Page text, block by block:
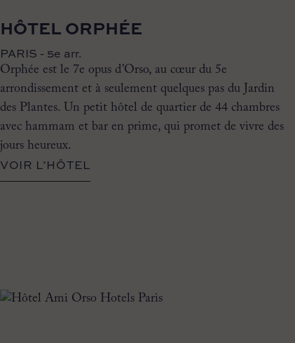
HÔTEL ORPHÉE
PARIS - 5e arr.
Orphée est le 7e opus d’Orso, au cœur du 5e
arrondissement et à seulement quelques pas du Jardin
des Plantes. Un petit hôtel de quartier de 44 chambres
avec hammam et bar en prime, qui promet de vivre des
jours heureux.
VOIR L’HÔTEL